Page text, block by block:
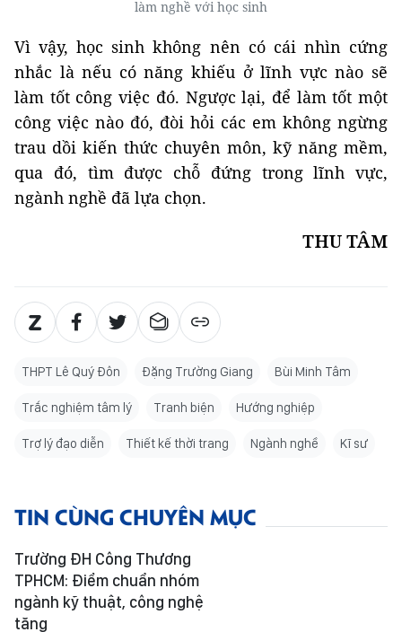
làm nghề với học sinh
Vì vậy, học sinh không nên có cái nhìn cứng
nhắc là nếu có năng khiếu ở lĩnh vực nào sẽ
làm tốt công việc đó. Ngược lại, để làm tốt một
công việc nào đó, đòi hỏi các em không ngừng
trau dồi kiến thức chuyên môn, kỹ năng mềm,
qua đó, tìm được chỗ đứng trong lĩnh vực,
ngành nghề đã lựa chọn.
THU TÂM
THPT Lê Quý Đôn Đặng Trường Giang Bùi Minh Tâm
Trắc nghiệm tâm lý Tranh biện Hướng nghiệp
Trợ lý đạo diễn Thiết kế thời trang Ngành nghề Kĩ sư
TIN CÙNG CHUYÊN MỤC
Trường ĐH Công Thương
TPHCM: Điểm chuẩn nhóm
ngành kỹ thuật, công nghệ
tăng